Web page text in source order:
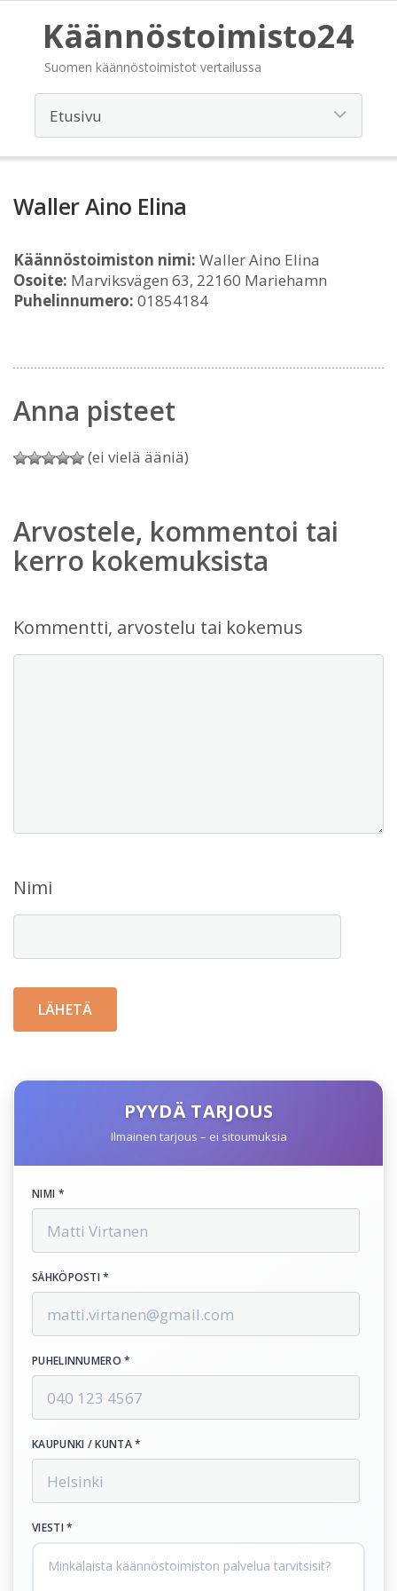
Käännöstoimisto24
Suomen käännöstoimistot vertailussa
Waller Aino Elina
Käännöstoimiston nimi: Waller Aino Elina
Osoite: Marviksvägen 63, 22160 Mariehamn
Puhelinnumero: 01854184
Anna pisteet
(ei vielä ääniä)
Arvostele, kommentoi tai
kerro kokemuksista
Kommentti, arvostelu tai kokemus
Nimi
PYYDÄ TARJOUS
Ilmainen tarjous – ei sitoumuksia
NIMI *
SÄHKÖPOSTI *
PUHELINNUMERO *
KAUPUNKI / KUNTA *
VIESTI *